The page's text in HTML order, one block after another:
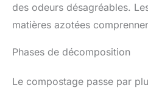
des odeurs désagréables.
matières azotées
Phases de décomposition
Le compostage passe par